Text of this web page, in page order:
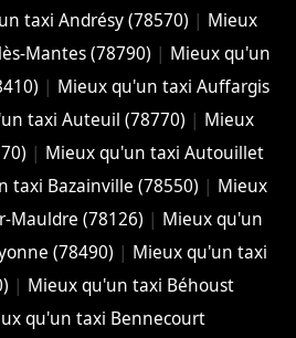
taxi Andrésy (78570) | Mieux
Mantes (78790) | Mieux qu'un
| Mieux qu'un taxi Auffargis
taxi Auteuil (78770) | Mieux
| Mieux qu'un taxi Autouillet
taxi Bazainville (78550) | Mieux
Mauldre (78126) | Mieux qu'un
(78490) | Mieux qu'un taxi
| Mieux qu'un taxi Béhoust
qu'un taxi Bennecourt